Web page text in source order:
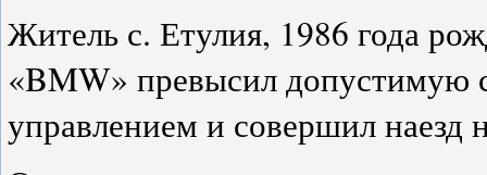
Житель с. Етулия, 1986 года
«BMW» превысил допустимую
управлением и совершил наезд